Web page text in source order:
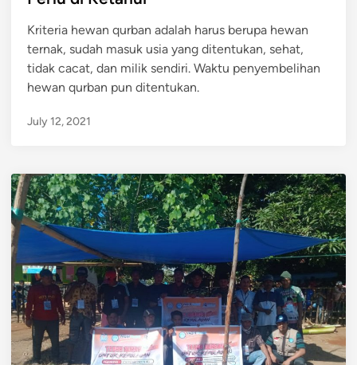
a
h
y
a
e
n
g
h
p
u
s
D
o
a
k
t
i
u
k
M
e
n
u
a
i
k
d
i
n
Kriteria hewan qurban adalah harus berupa hewan
ternak, sudah masuk usia yang ditentukan, sehat,
tidak cacat, dan milik sendiri. Waktu penyembelihan
hewan qurban pun ditentukan.
July 12, 2021